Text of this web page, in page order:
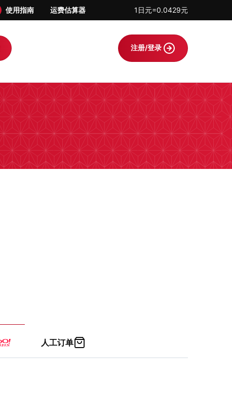
使用指南 运费估算器 1日元=0.0429元
注册/登录
人工订单